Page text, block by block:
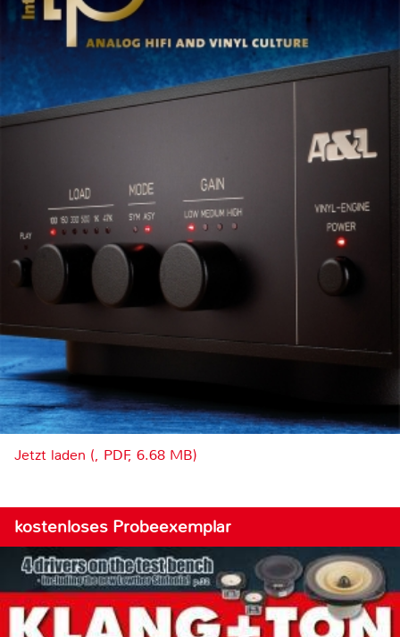
Jetzt laden (, PDF, 6.68 MB)
kostenloses Probeexemplar